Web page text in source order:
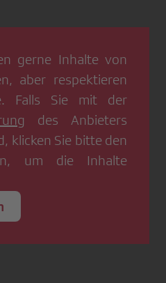
gerne Inhalte von
aber respektieren
Falls Sie mit der
des Anbieters
klicken Sie bitte den
um die Inhalte